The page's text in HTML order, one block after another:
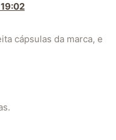
cápsulas da marca, e